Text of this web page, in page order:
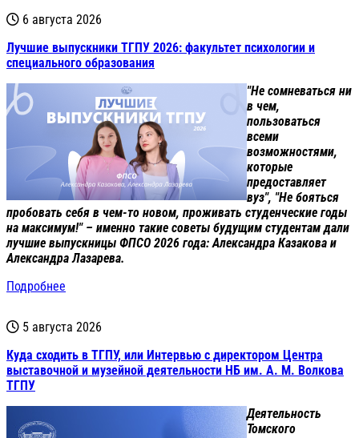
6 августа 2026
Лучшие выпускники ТГПУ 2026: факультет психологии и
специального образования
"Не сомневаться ни
в чем,
пользоваться
всеми
возможностями,
которые
предоставляет
вуз", "Не бояться
пробовать себя в чем-то новом, проживать студенческие годы
на максимум!" – именно такие советы будущим студентам дали
лучшие выпускницы ФПСО 2026 года: Александра Казакова и
Александра Лазарева.
Подробнее
5 августа 2026
Куда сходить в ТГПУ, или Интервью с директором Центра
выставочной и музейной деятельности НБ им. А. М. Волкова
ТГПУ
Деятельность
Томского